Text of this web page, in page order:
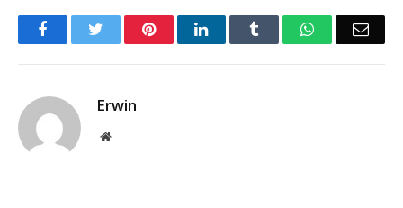
FacebookTwitter PinterestLinkedIn Tumblr WhatsApp
Erwin
Website